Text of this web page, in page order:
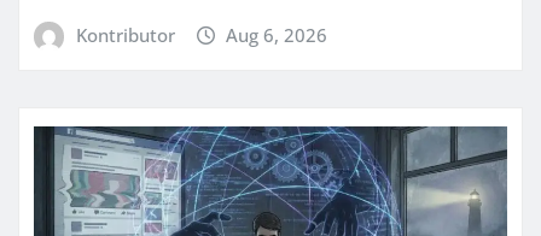
Kontributor Aug 6, 2026